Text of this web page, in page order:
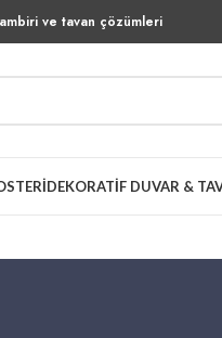
ve tavan çözümleri
DEKORATIF DUVAR &